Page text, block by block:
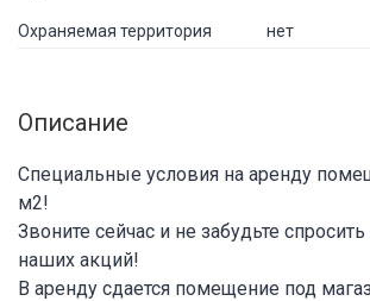
Охраняемая территория нет
Описание
Специальные условия на аренду
м2!
Звоните сейчас и не забудьте
наших акций!
В аренду сдается помещение под